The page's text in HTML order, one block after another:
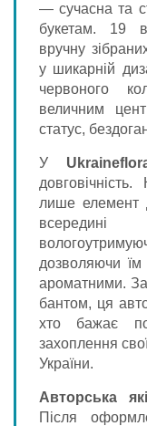
— сучасна та
букетам. 19
вручну
у шикарній
червоного
величним
статус,
У
лише елемент
всередині
дозволяючи
ароматними.
бантом, ця
хто бажає
захоплення
України.
Авторська
Після